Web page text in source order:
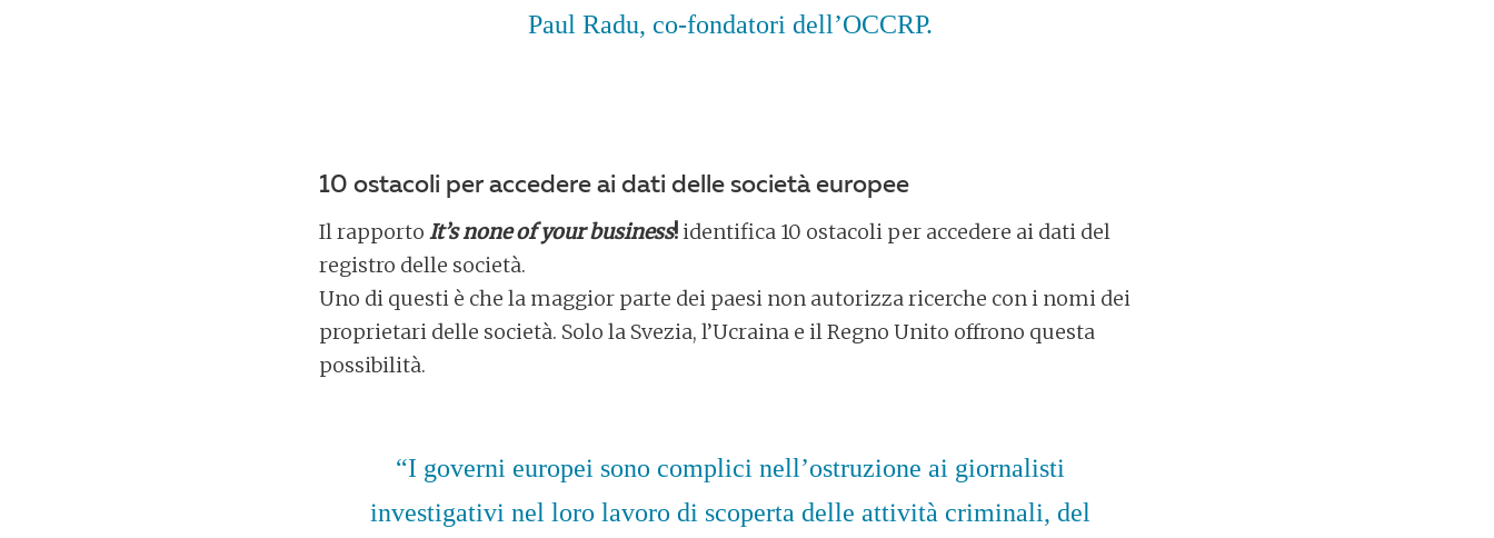
Paul Radu, co-fondatori dell’OCCRP.
10 ostacoli per accedere ai dati delle società europee
Il rapporto It’s none of your business!identifica 10 ostacoli per accedere ai dati del
registro delle società.
Uno di questi è che la maggior parte dei paesi non autorizza ricerche con i nomi dei
proprietari delle società. Solo la Svezia, l’Ucraina e il Regno Unito offrono questa
possibilità.
“I governi europei sono complici nell’ostruzione ai giornalisti
investigativi nel loro lavoro di scoperta delle attività criminali, del